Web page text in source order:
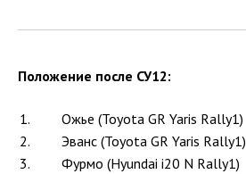
Положение после СУ12:
1. Ожье (Toyota GR Yaris Rally1)
2.
Эванс (Toyota GR Yaris Rally1)
3.
Фурмо (Hyundai i20 N Rally1)